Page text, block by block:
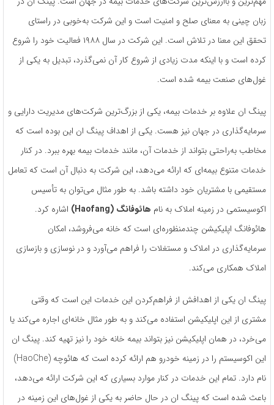
زبان چینی به معنای صلح و امنیت است و این شرکت به‌خوبی در راستای
تحقق این معنا در تلاش است. این شرکت در سال ۱۹۸۸ فعالیت خود را شروع
کرده است و با اینکه مدت زیادی از شروع کار آن نمی‌گذرد، تبدیل به یکی از
غول‌های صنعت بیمه شده است.
پینگ ان علاوه بر خدمات بیمه، یکی از بزرگ‌ترین شرکت‌های مدیریت دارایی و
سرمایه‌گذاری در جهان نیز هست. یکی از اهداف پینگ ان این بوده است که
مخاطب به‌راحتی بتواند از خدمات آن، مانند خدمات بیمه بهره ببرد. در کنار
خدمات متنوع بیمه‌ای که ارائه می‌دهد، این شرکت به دنبال آن است که تعامل
مستقیمی با مشتریان خود داشته باشد. به طور مثال می‌توان به تأسیس
اکوسیستمی در زمینه املاک به نام هائوفانگ (Haofang)
اشاره کرد.
هائوفانگ اپلیکیشن چندمنظوره‌ای است که خانه می‌فروشد، امکان
سرمایه‌گذاری در املاک و مستغلات را فراهم می‌آورد و در نوسازی و بازسازی
املاک همکاری می‌کند.
پینگ ان یکی از اهدافش از فراهم‌کردن این خدمات این است که وقتی
مشتری از این اپلیکیشن استفاده می‌کند و به طور مثال خانه‌ای اجاره می‌کند یا
می‌خرد، در همان اپلیکیشن نیز بتواند بیمه خانه خود را نیز تهیه کند. پینگ ان
این اکوسیستم را در زمینه خودرو هم ارائه کرده است که هائوچه (HaoChe)
نام دارد. تمام این خدمات در کنار موارد بسیاری که این شرکت ارائه می‌دهد،
باعث شده است که پینگ ان در حال حاضر به یکی از غول‌های این زمینه در